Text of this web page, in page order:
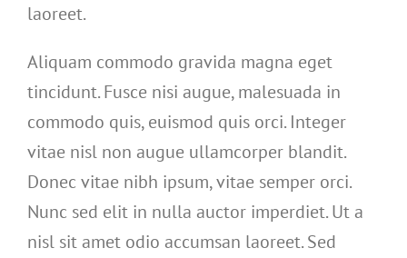
laoreet.
Aliquam commodo gravida magna eget
tincidunt. Fusce nisi augue, malesuada in
commodo quis, euismod quis orci. Integer
vitae nisl non augue ullamcorper blandit.
Donec vitae nibh ipsum, vitae semper orci.
Nunc sed elit in nulla auctor imperdiet. Ut a
nisl sit amet odio accumsan laoreet. Sed